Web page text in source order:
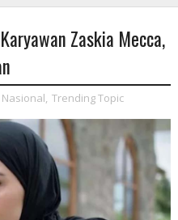
Zaskia Mecca,
Nasional, Trending Topic